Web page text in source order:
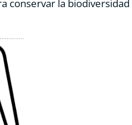
conservar la